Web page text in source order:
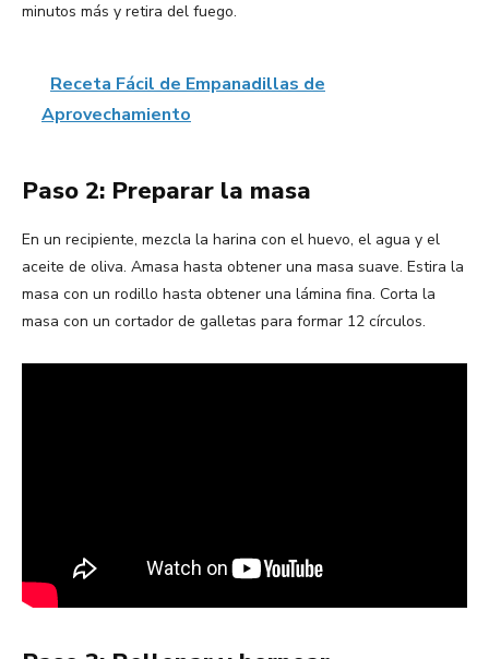
minutos más y retira del fuego.
Receta Fácil de Empanadillas de
Aprovechamiento
Paso 2: Preparar la masa
En un recipiente, mezcla la harina con el huevo, el agua y el
aceite de oliva. Amasa hasta obtener una masa suave. Estira la
masa con un rodillo hasta obtener una lámina fina. Corta la
masa con un cortador de galletas para formar 12 círculos.